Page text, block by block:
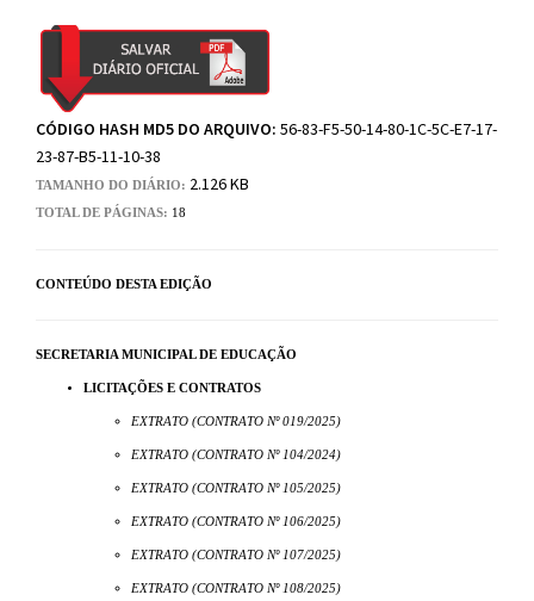
CÓDIGO HASH MD5 DO ARQUIVO: 56-83-F5-50-14-80-1C-5C-E7-17-
23-87-B5-11-10-38
TAMANHO DO DIÁRIO: 2.126 KB
TOTAL DE PÁGINAS: 18
CONTEÚDO DESTA EDIÇÃO
SECRETARIA MUNICIPAL DE EDUCAÇÃO
LICITAÇÕES E CONTRATOS
EXTRATO (CONTRATO Nº 019/2025)
EXTRATO (CONTRATO Nº 104/2024)
EXTRATO (CONTRATO Nº 105/2025)
EXTRATO (CONTRATO Nº 106/2025)
EXTRATO (CONTRATO Nº 107/2025)
EXTRATO (CONTRATO Nº 108/2025)